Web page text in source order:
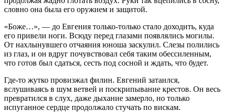
словно она была его оружием и защитой.
«Боже…», — до Евгения только-только стало доходить, куда
его привели ноги. Всюду перед глазами появлялись могилы.
От нахлынувшего отчаяния юноша заскулил. Слезы полились
из глаз, и он вдруг почувствовал себя таким обессиленным,
что готов был сдаться, сесть под сосной и ждать, что будет.
Где-то жутко провизжал филин. Евгений затаился,
вслушиваясь в шум ветвей и поскрипывание крестов. Он весь
превратился в слух, даже дыхание замерло, но только
испуганное сердце продолжало стучать по вискам.